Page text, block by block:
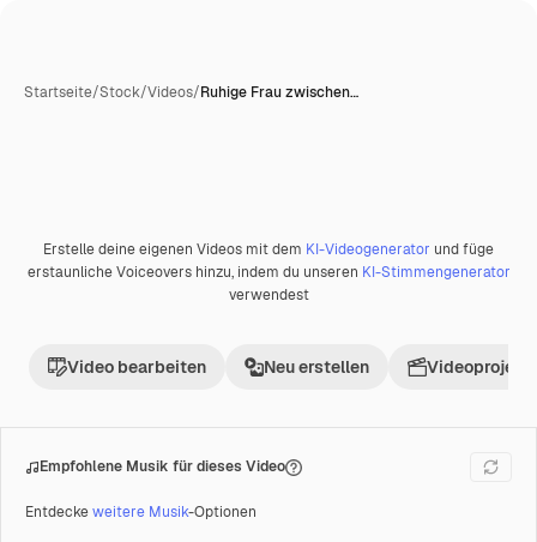
Startseite/Stock/Videos/Ruhige Frau zwischen…
Premium
Erstelle deine eigenen Videos mit dem KI-Videogenerator und füge
erstaunliche Voiceovers hinzu, indem du unseren KI-Stimmengenerator
verwendest
Video bearbeiten Neu erstellen Videoprojekt
Empfohlene Musik für dieses Video
Entdeckeweitere Musik-Optionen